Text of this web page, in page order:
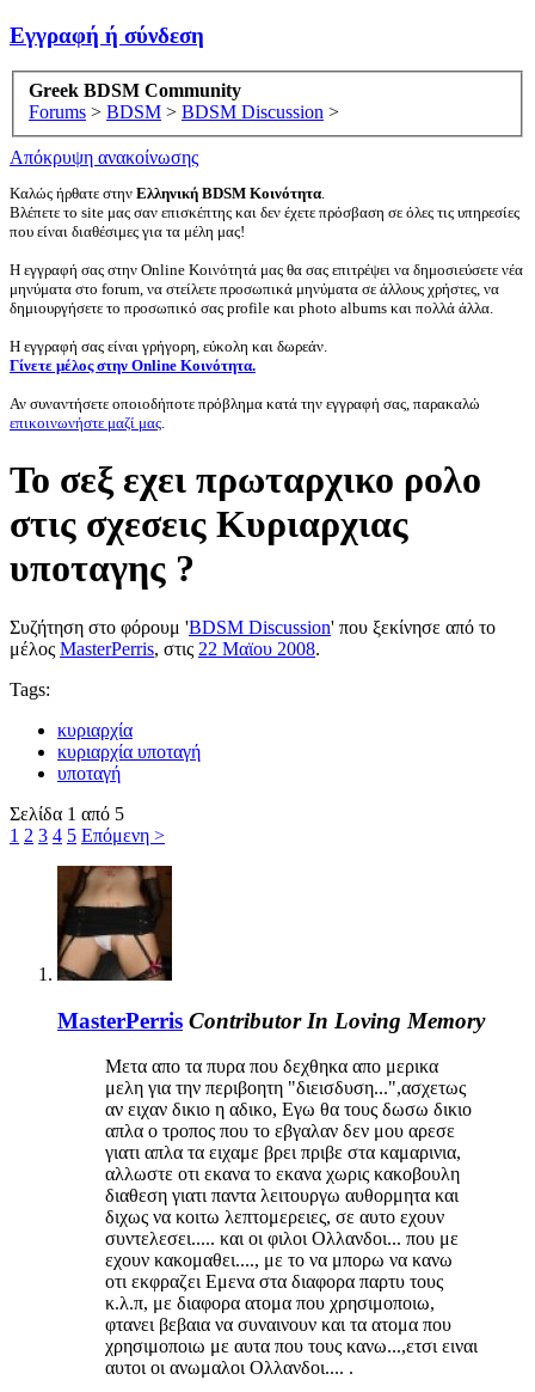
Εγγραφή ή σύνδεση
Greek BDSM Community
Forums > BDSM > BDSM Discussion >
Απόκρυψη ανακοίνωσης
Καλώς ήρθατε στην Ελληνική BDSM Κοινότητα.
Βλέπετε το site μας σαν επισκέπτης και δεν έχετε πρόσβαση σε όλες τις υπηρεσίες
που είναι διαθέσιμες για τα μέλη μας!
Η εγγραφή σας στην Online Κοινότητά μας θα σας επιτρέψει να δημοσιεύσετε νέα
μηνύματα στο forum, να στείλετε προσωπικά μηνύματα σε άλλους χρήστες, να
δημιουργήσετε το προσωπικό σας profile και photo albums και πολλά άλλα.
Η εγγραφή σας είναι γρήγορη, εύκολη και δωρεάν.
Γίνετε μέλος στην Online Κοινότητα.
Αν συναντήσετε οποιοδήποτε πρόβλημα κατά την εγγραφή σας, παρακαλώ
επικοινωνήστε μαζί μας.
Το σεξ εχει πρωταρχικο ρολο
στις σχεσεις Κυριαρχιας
υποταγης ?
Συζήτηση στο φόρουμ 'BDSM Discussion' που ξεκίνησε από το
μέλος MasterPerris, στις 22 Μαϊου 2008.
Tags:
κυριαρχία
κυριαρχία υποταγή
υποταγή
Σελίδα 1 από 5
1 2 3 4 5 Επόμενη >
MasterPerris Contributor In Loving Memory
Μετα απο τα πυρα που δεχθηκα απο μερικα
μελη για την περιβοητη "διεισδυση...",ασχετως
αν ειχαν δικιο η αδικο, Εγω θα τους δωσω δικιο
απλα ο τροπος που το εβγαλαν δεν μου αρεσε
γιατι απλα τα ειχαμε βρει πριβε στα καμαρινια,
αλλωστε οτι εκανα το εκανα χωρις κακοβουλη
διαθεση γιατι παντα λειτουργω αυθορμητα και
διχως να κοιτω λεπτομερειες, σε αυτο εχουν
συντελεσει..... και οι φιλοι Ολλανδοι... που με
εχουν κακομαθει...., με το να μπορω να κανω
οτι εκφραζει Εμενα στα διαφορα παρτυ τους
κ.λ.π, με διαφορα ατομα που χρησιμοποιω,
φτανει βεβαια να συναινουν και τα ατομα που
χρησιμοποιω με αυτα που τους κανω...,ετσι ειναι
αυτοι οι ανωμαλοι Ολλανδοι.... .